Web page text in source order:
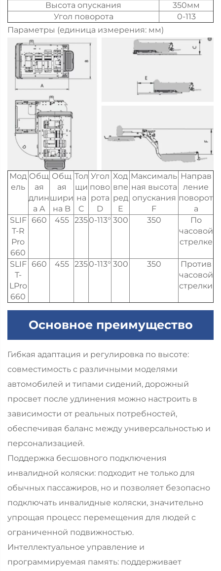
Высота опускания
350мм
Угол поворота
0-113
Параметры (единица измерения: мм)
Мод
ель
Общ
ая
длин
а A
Общ
ая
шири
на B
Тол
щи
на
C
Угол
пово
рота
D
Ход
впе
ред
E
Максималь
ная высота
опускания
F
Направ
ление
поворот
а
SLIF
T-R
Pro
660
660 455 2350-113° 300 350
По
часовой
стрелке
SLIF
T-
LPro
660
660 455 2350-113° 300 350
Против
часовой
стрелки
Основное преимущество
Гибкая адаптация и регулировка по высоте:
совместимость с различными моделями
автомобилей и типами сидений, дорожный
просвет после удлинения можно настроить в
зависимости от реальных потребностей,
обеспечивая баланс между универсальностью и
персонализацией.
Поддержка бесшовного подключения
инвалидной коляски: подходит не только для
обычных пассажиров, но и позволяет безопасно
подключать инвалидные коляски, значительно
упрощая процесс перемещения для людей с
ограниченной подвижностью.
Интеллектуальное управление и
программируемая память: поддерживает